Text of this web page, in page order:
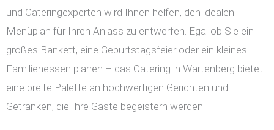
und Cateringexperten wird Ihnen helfen, den idealen
Menüplan für Ihren Anlass zu entwerfen. Egal ob Sie ein
großes Bankett, eine Geburtstagsfeier oder ein kleines
Familienessen planen – das Catering in Wartenberg bietet
eine breite Palette an hochwertigen Gerichten und
Getränken, die Ihre Gäste begeistern werden.